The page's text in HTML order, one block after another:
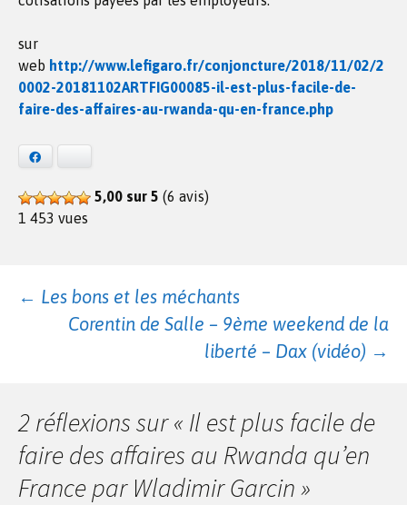
sur
web http://www.lefigaro.fr/conjoncture/2018/11/02/2
0002-20181102ARTFIG00085-il-est-plus-facile-de-
faire-des-affaires-au-rwanda-qu-en-france.php
5,00 sur 5 (6 avis)
1 453 vues
Navigation
articles
← Les bons et les méchants
Corentin de Salle – 9ème weekend de la
liberté – Dax (vidéo) →
2 réflexions sur « Il est plus facile de
faire des affaires au Rwanda qu’en
France par Wladimir Garcin»